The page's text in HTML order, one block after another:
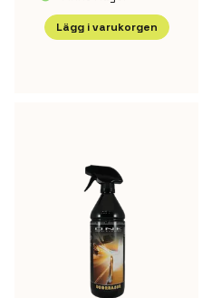
Lägg i varukorgen